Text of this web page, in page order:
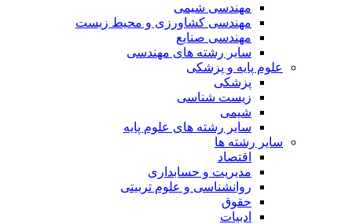
مهندسی شیمی
مهندسی کشاورزی و محیط زیست
مهندسی صنایع
سایر رشته های مهندسی
علوم پایه و پزشکی
پزشکی
زیست شناسی
شیمی
سایر رشته های علوم پایه
سایر رشته ها
اقتصاد
مدیریت و حسابداری
روانشناسی و علوم تربیتی
حقوق
ادبیات